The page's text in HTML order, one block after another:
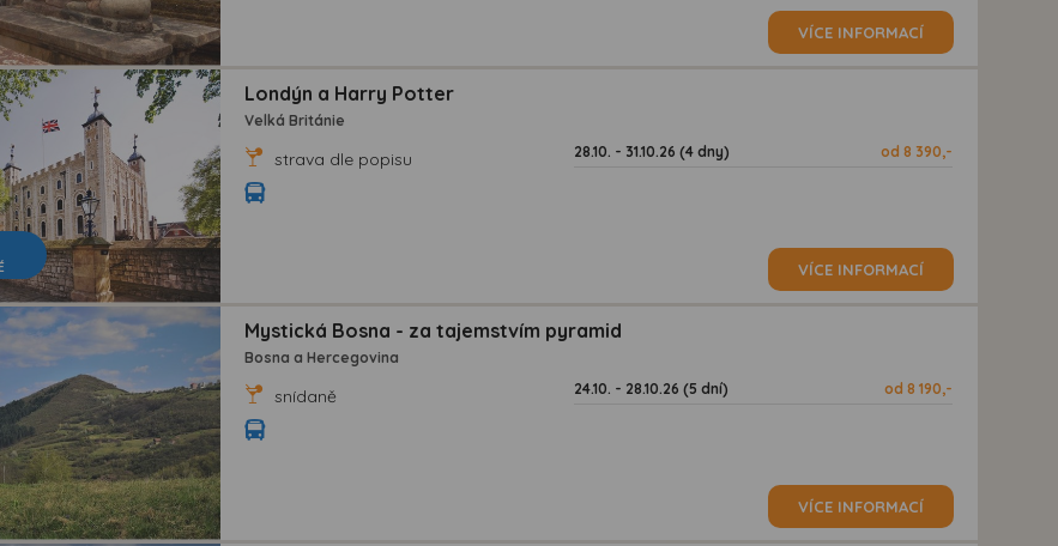
VÍCE INFORMACÍ
Londýn a Harry Potter
Velká Británie
strava dle popisu 28.10. - 31.10.26 (4 dny) od 8 390,-
VÍCE INFORMACÍ
Mystická Bosna - za tajemstvím pyramid
Bosna a Hercegovina
snídaně 24.10. - 28.10.26 (5 dní) od 8 190,-
VÍCE INFORMACÍ